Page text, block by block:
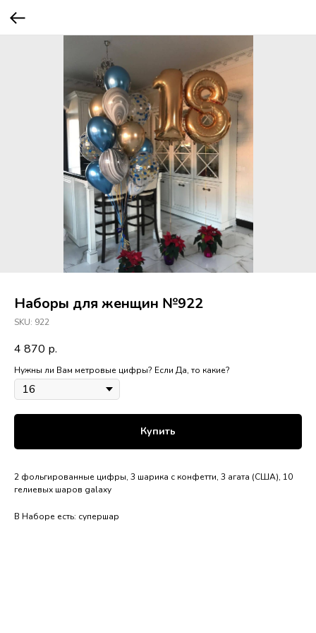
Наборы для женщин №922
SKU: 922
4 870 р.
Нужны ли Вам метровые цифры? Если Да, то какие?
Купить
2 фольгированные цифры, 3 шарика с конфетти, 3 агата (США), 10
гелиевых шаров galaxy
В Наборе есть: супершар